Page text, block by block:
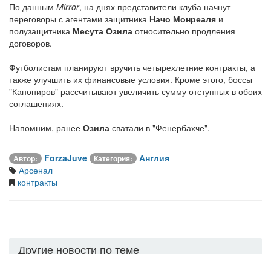
По данным Mirror, на днях представители клуба начнут
переговоры с агентами защитника Начо Монреаля и
полузащитника Месута Озила относительно продления
договоров.
Футболистам планируют вручить четырехлетние контракты, а
также улучшить их финансовые условия. Кроме этого, боссы
"Канониров" рассчитывают увеличить сумму отступных в обоих
соглашениях.
Напомним, ранее Озила сватали в "Фенербахче".
Автор: ForzaJuve Категория:
Англия
Арсенал
контракты
Другие новости по теме